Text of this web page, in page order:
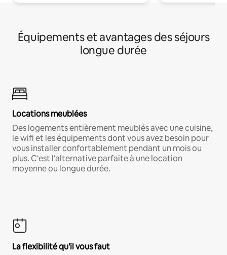
Équipements et avantages des séjours
longue durée
Locations meublées
Des logements entièrement meublés avec une cuisine,
le wifi et les équipements dont vous avez besoin pour
vous installer confortablement pendant un mois ou
plus. C'est l'alternative parfaite à une location
moyenne ou longue durée.
La flexibilité qu'il vous faut